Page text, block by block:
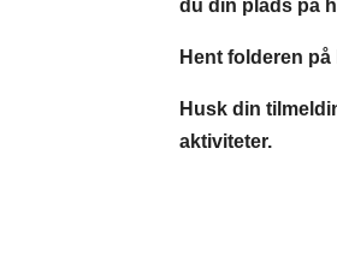
du din plads på
​Hent folderen
Husk din
aktiviteter.